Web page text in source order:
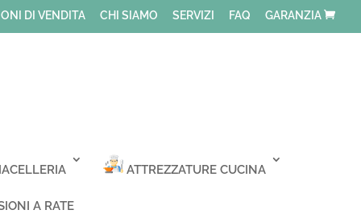
DI VENDITA CHI SIAMO SERVIZI FAQ GARANZIA
ATTREZZATURE CUCINA
A RATE